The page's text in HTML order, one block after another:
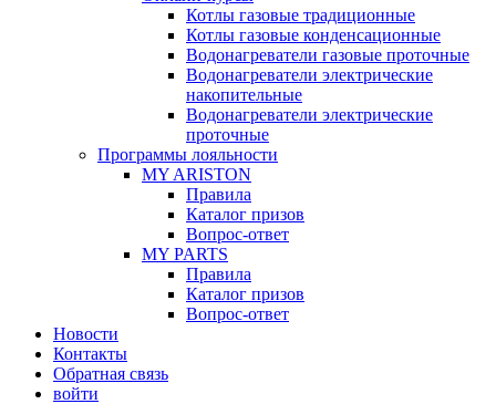
Котлы газовые традиционные
Котлы газовые конденсационные
Водонагреватели газовые проточные
Водонагреватели электрические
накопительные
Водонагреватели электрические
проточные
Программы лояльности
MY ARISTON
Правила
Каталог призов
Вопрос-ответ
MY PARTS
Правила
Каталог призов
Вопрос-ответ
Новости
Контакты
Обратная связь
войти